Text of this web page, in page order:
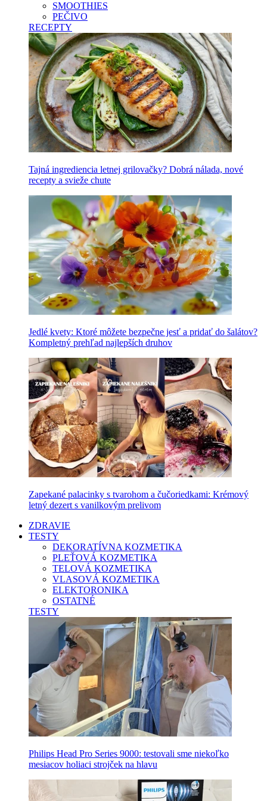
SMOOTHIES
PEČIVO
RECEPTY
Tajná ingrediencia letnej grilovačky? Dobrá nálada, nové
recepty a svieže chute
Jedlé kvety: Ktoré môžete bezpečne jesť a pridať do šalátov?
Kompletný prehľad najlepších druhov
Zapekané palacinky s tvarohom a čučoriedkami: Krémový
letný dezert s vanilkovým prelivom
ZDRAVIE
TESTY
DEKORATÍVNA KOZMETIKA
PLEŤOVÁ KOZMETIKA
TELOVÁ KOZMETIKA
VLASOVÁ KOZMETIKA
ELEKTORONIKA
OSTATNÉ
TESTY
Philips Head Pro Series 9000: testovali sme niekoľko
mesiacov holiaci strojček na hlavu